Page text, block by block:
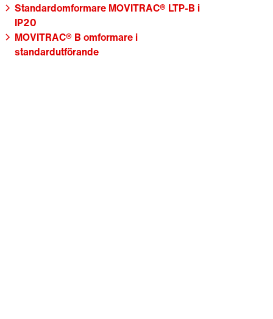
Standardomformare MOVITRAC® LTP-B i
IP20
MOVITRAC® B omformare i
standardutförande